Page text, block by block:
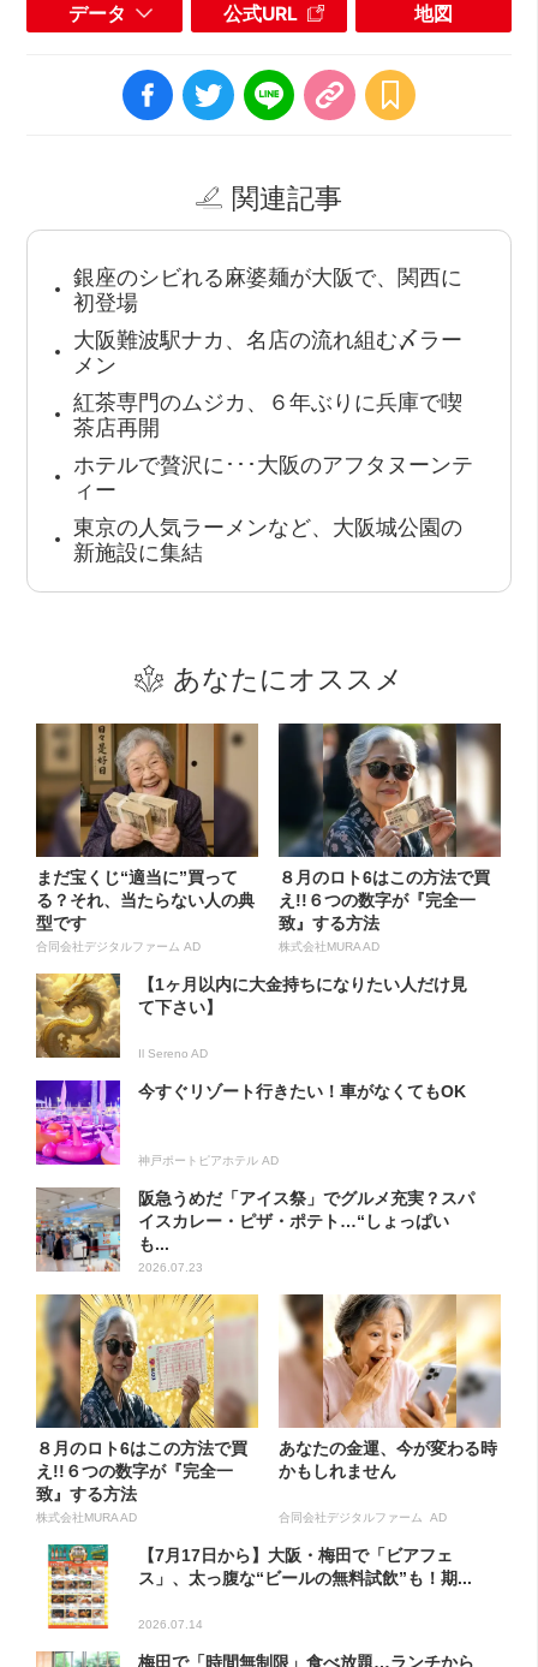
データ 公式URL 地図
関連記事
銀座のシビれる麻婆麺が大阪で、関西に
初登場
大阪難波駅ナカ、名店の流れ組む〆ラー
メン
紅茶専門のムジカ、６年ぶりに兵庫で喫
茶店再開
ホテルで贅沢に･･･大阪のアフタヌーンテ
ィー
東京の人気ラーメンなど、大阪城公園の
新施設に集結
あなたにオススメ
まだ宝くじ“適当に”買って
る？それ、当たらない人の典
型です
合同会社デジタルファーム AD
８月のロト6はこの方法で買
え!!６つの数字が『完全一
致』する方法
株式会社MURA AD
【1ヶ月以内に大金持ちになりたい人だけ見
て下さい】
Il Sereno AD
今すぐリゾート行きたい！車がなくてもOK
神戸ポートピアホテル AD
阪急うめだ「アイス祭」でグルメ充実？スパ
イスカレー・ピザ・ポテト…“しょっぱい
も...
2026.07.23
８月のロト6はこの方法で買
え!!６つの数字が『完全一
致』する方法
株式会社MURA AD
あなたの金運、今が変わる時
かもしれません
合同会社デジタルファーム AD
【7月17日から】大阪・梅田で「ビアフェ
ス」、太っ腹な“ビールの無料試飲”も！期...
2026.07.14
梅田で「時間無制限」食べ放題…ランチから